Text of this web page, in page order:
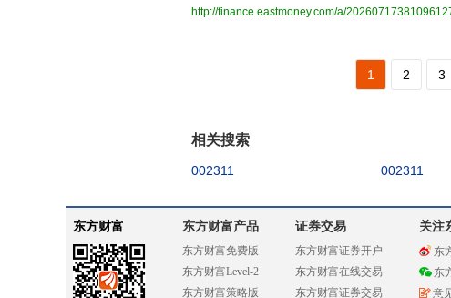
http://finance.eastmoney.com/a/
1 2 3
相关搜索
002311 002311
东方财富 东方财富产品
东方财富免费版
东方财富Level-2
东方财富策略版
证券交易
东方财富证券开户
东方财富在线交易
东方财富证券交易
关注
东
东
意